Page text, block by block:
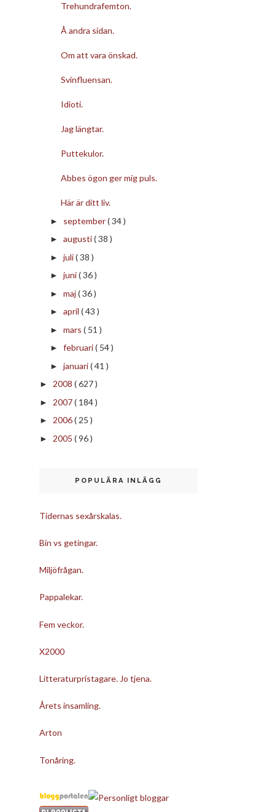
Trehundrafemton.
Å andra sidan.
Om att vara önskad.
Svinfluensan.
Idioti.
Jag längtar.
Puttekulor.
Abbes ögon ger mig puls.
Här är ditt liv.
► september( 34 )
► augusti( 38 )
► juli( 38 )
► juni( 36 )
► maj( 36 )
► april ( 43 )
► mars ( 51 )
► februari( 54 )
► januari( 41 )
► 2008 ( 627 )
► 2007( 184 )
► 2006( 25 )
► 2005 ( 96 )
POPULÄRA INLÄGG
Tidernas sexårskalas.
Bin vs getingar.
Miljöfrågan.
Pappalekar.
Fem veckor.
X2000
Litteraturpristagare. Jo tjena.
Årets insamling.
Arton
Tonåring.